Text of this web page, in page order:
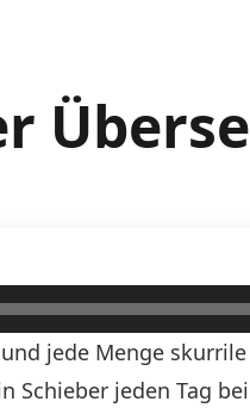
jede Menge
Schieber jeden Tag